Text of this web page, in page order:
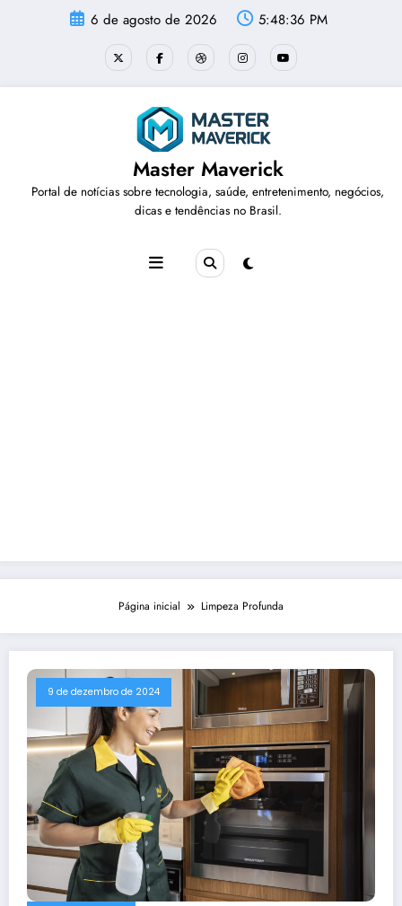
6 de agosto de 2026 5:48:36 PM
Master Maverick
Portal de notícias sobre tecnologia, saúde, entretenimento, negócios,
dicas e tendências no Brasil.
Página inicial Limpeza Profunda
9 de dezembro de 2024